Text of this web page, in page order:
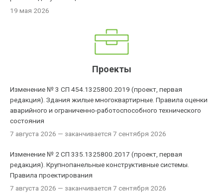
19 мая 2026
Проекты
Изменение № 3 СП 454.1325800.2019 (проект, первая
редакция). Здания жилые многоквартирные. Правила оценки
аварийного и ограниченно-работоспособного технического
состояния
7 августа 2026 — заканчивается 7 сентября 2026
Изменение № 2 СП 335.1325800.2017 (проект, первая
редакция). Крупнопанельные конструктивные системы.
Правила проектирования
7 августа 2026 — заканчивается 7 сентября 2026